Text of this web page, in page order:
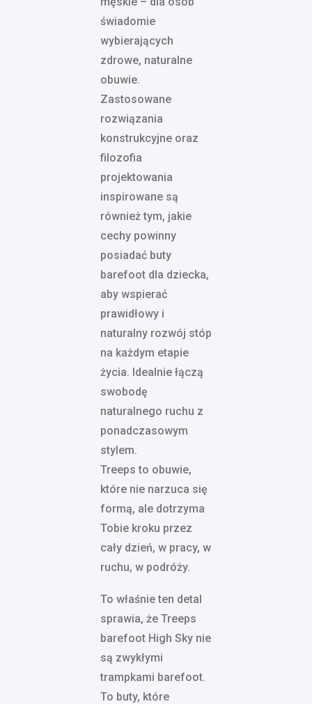
świadomie
wybierających
zdrowe, naturalne
obuwie.
Zastosowane
rozwiązania
konstrukcyjne oraz
filozofia
projektowania
inspirowane są
również tym, jakie
cechy powinny
posiadać buty
barefoot dla dziecka,
aby wspierać
prawidłowy i
naturalny rozwój stóp
na każdym etapie
życia. Idealnie łączą
swobodę
naturalnego ruchu z
ponadczasowym
stylem.
Treeps to obuwie,
które nie narzuca się
formą, ale dotrzyma
Tobie kroku przez
cały dzień, w pracy, w
ruchu, w podróży.
To właśnie ten detal
sprawia, że Treeps
barefoot High Sky nie
są zwykłymi
trampkami barefoot.
To buty, które